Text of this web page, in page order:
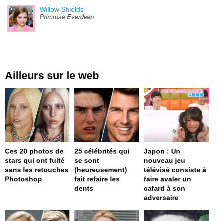
Willow Shields
Primrose Everdeen
Ailleurs sur le web
Ces 20 photos de
stars qui ont fuité
sans les retouches
Photoshop
25 célébrités qui
se sont
(heureusement)
fait refaire les
dents
Japon : Un
nouveau jeu
télévisé consiste à
faire avaler un
cafard à son
adversaire